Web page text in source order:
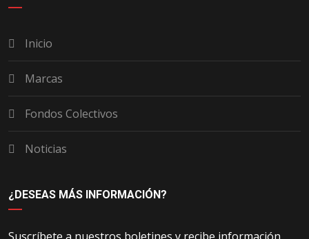
Inicio
Marcas
Fondos Colectivos
Noticias
¿DESEAS MÁS INFORMACIÓN?